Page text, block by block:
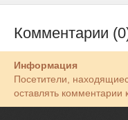
Комментарии
Информация
Посетители,
оставлять комментарии